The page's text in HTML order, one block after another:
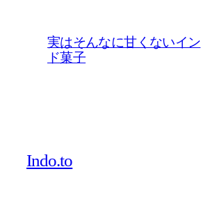
実はそんなに甘くないイン
ド菓子
Indo.to